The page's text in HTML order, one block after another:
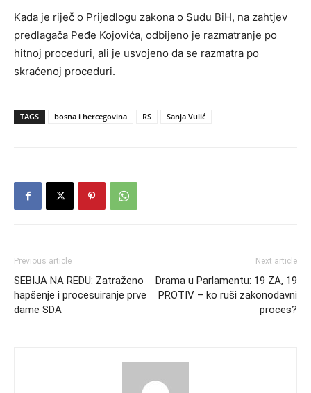
Kada je riječ o Prijedlogu zakona o Sudu BiH, na zahtjev
predlagača Peđe Kojovića, odbijeno je razmatranje po
hitnoj proceduri, ali je usvojeno da se razmatra po
skraćenoj proceduri.
TAGS bosna i hercegovina RS Sanja Vulić
Previous article
SEBIJA NA REDU: Zatraženo
hapšenje i procesuiranje prve
dame SDA
Next article
Drama u Parlamentu: 19 ZA, 19
PROTIV – ko ruši zakonodavni
proces?